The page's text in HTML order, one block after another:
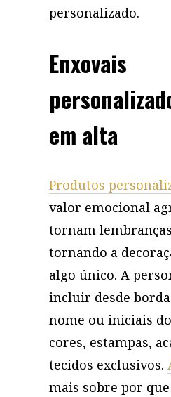
personalizado.
Enxovais
em alta
Produtos
valor emocional
tornam
tornando a
algo único. A
incluir desde
nome ou iniciais
cores, estampas,
tecidos exclusivos.
mais sobre por